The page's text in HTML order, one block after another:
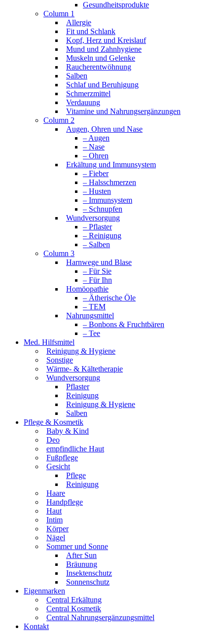
Column 1
Allergie
Fit und Schlank
Kopf, Herz und Kreislauf
Mund und Zahnhygiene
Muskeln und Gelenke
Raucherentwöhnung
Salben
Schlaf und Beruhigung
Schmerzmittel
Verdauung
Vitamine und Nahrungsergänzungen
Column 2
Augen, Ohren und Nase
– Augen
– Nase
– Ohren
Erkältung und Immunsystem
– Fieber
– Halsschmerzen
– Husten
– Immunsystem
– Schnupfen
Wundversorgung
– Pflaster
– Reinigung
– Salben
Column 3
Harnwege und Blase
– Für Sie
– Für Ihn
Homöopathie
– Ätherische Öle
– TEM
Nahrungsmittel
– Bonbons & Fruchtbären
– Tee
Med. Hilfsmittel
Reinigung & Hygiene
Sonstige
Wärme- & Kältetherapie
Wundversorgung
Pflaster
Reinigung
Reinigung & Hygiene
Salben
Pflege & Kosmetik
Baby & Kind
Deo
empfindliche Haut
Fußpflege
Gesicht
Pflege
Reinigung
Haare
Handpflege
Haut
Intim
Körper
Nägel
Sommer und Sonne
After Sun
Bräunung
Insektenschutz
Sonnenschutz
Eigenmarken
Central Erkältung
Central Kosmetik
Central Nahrungsergänzungsmittel
Kontakt